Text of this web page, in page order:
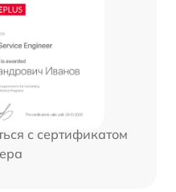
с сертификатом